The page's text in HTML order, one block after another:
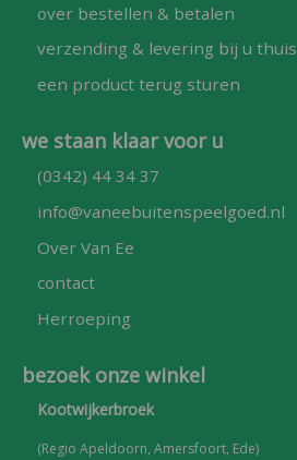
over bestellen & betalen
verzending & levering bij u thuis
een product terug sturen
we staan klaar voor u
(0342) 44 34 37
info@vaneebuitenspeelgoed.nl
Over Van Ee
contact
Herroeping
bezoek onze winkel
Kootwijkerbroek
(Regio Apeldoorn, Amersfoort, Ede)